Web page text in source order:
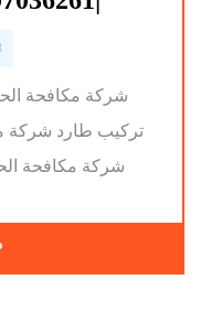
تركيب طارد شركة
شركة مكافحة